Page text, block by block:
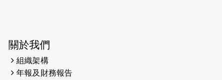
2026-05-28
2026-05-22
關於我們
組織架構
年報及財務報告